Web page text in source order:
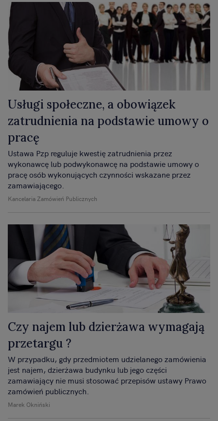
Usługi społeczne, a obowiązek
zatrudnienia na podstawie umowy o
pracę
Kancelaria Zamówień Publicznych
Ustawa Pzp reguluje kwestię zatrudnienia przez
wykonawcę lub podwykonawcę na podstawie umowy o
pracę osób wykonujących czynności wskazane przez
zamawiającego.
Czy najem lub dzierżawa wymagają
przetargu ?
Marek Okniński
W przypadku, gdy przedmiotem udzielanego zamówienia
jest najem, dzierżawa budynku lub jego części
zamawiający nie musi stosować przepisów ustawy Prawo
zamówień publicznych.